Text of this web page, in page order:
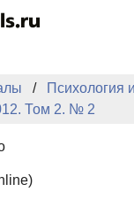
НОВОСТИ
ИЗДАНИЯ
РУКОПИСЬ
СЛОВА
Психология
Том 2. № 2